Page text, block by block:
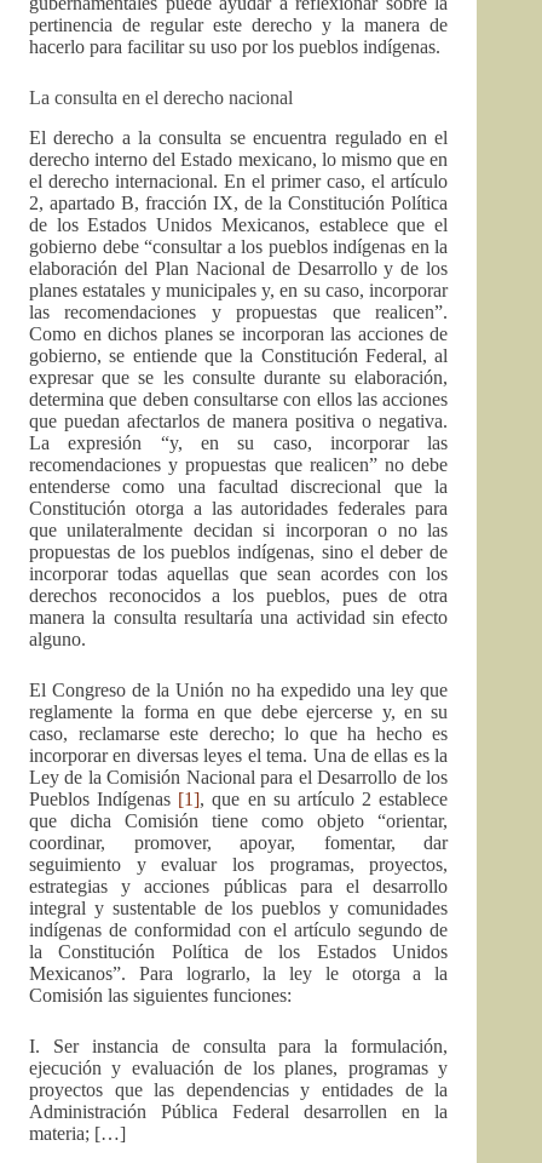
pertinencia de regular este derecho y la manera de
hacerlo para facilitar su uso por los pueblos indígenas.
La consulta en el derecho nacional
El derecho a la consulta se encuentra regulado en el
derecho interno del Estado mexicano, lo mismo que en
el derecho internacional. En el primer caso, el artículo
2, apartado B, fracción IX, de la Constitución Política
de los Estados Unidos Mexicanos, establece que el
gobierno debe “consultar a los pueblos indígenas en la
elaboración del Plan Nacional de Desarrollo y de los
planes estatales y municipales y, en su caso, incorporar
las recomendaciones y propuestas que realicen”.
Como en dichos planes se incorporan las acciones de
gobierno, se entiende que la Constitución Federal, al
expresar que se les consulte durante su elaboración,
determina que deben consultarse con ellos las acciones
que puedan afectarlos de manera positiva o negativa.
La expresión “y, en su caso, incorporar las
recomendaciones y propuestas que realicen” no debe
entenderse como una facultad discrecional que la
Constitución otorga a las autoridades federales para
que unilateralmente decidan si incorporan o no las
propuestas de los pueblos indígenas, sino el deber de
incorporar todas aquellas que sean acordes con los
derechos reconocidos a los pueblos, pues de otra
manera la consulta resultaría una actividad sin efecto
alguno.
El Congreso de la Unión no ha expedido una ley que
reglamente la forma en que debe ejercerse y, en su
caso, reclamarse este derecho; lo que ha hecho es
incorporar en diversas leyes el tema. Una de ellas es la
Ley de la Comisión Nacional para el Desarrollo de los
Pueblos Indígenas [1], que en su artículo 2 establece
que dicha Comisión tiene como objeto “orientar,
coordinar, promover, apoyar, fomentar, dar
seguimiento y evaluar los programas, proyectos,
estrategias y acciones públicas para el desarrollo
integral y sustentable de los pueblos y comunidades
indígenas de conformidad con el artículo segundo de
la Constitución Política de los Estados Unidos
Mexicanos”. Para lograrlo, la ley le otorga a la
Comisión las siguientes funciones:
I. Ser instancia de consulta para la formulación,
ejecución y evaluación de los planes, programas y
proyectos que las dependencias y entidades de la
Administración Pública Federal desarrollen en la
materia; […]